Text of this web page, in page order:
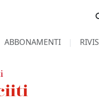
ABBONAMENTI